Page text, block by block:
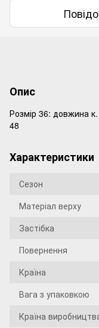
Опис
Розмір 36: довжина
48
Характеристики
Сезон
Матеріал верху
Застібка
Повернення
Країна
Вага з упаковкою
Країна